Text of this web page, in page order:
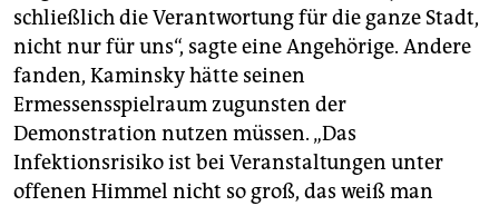
schließlich die Verantwortung für die ganze Stadt,
nicht nur für uns“, sagte eine Angehörige. Andere
fanden, Kaminsky hätte seinen
Ermessensspielraum zugunsten der
Demonstration nutzen müssen. „Das
Infektionsrisiko ist bei Veranstaltungen unter
offenen Himmel nicht so groß, das weiß man